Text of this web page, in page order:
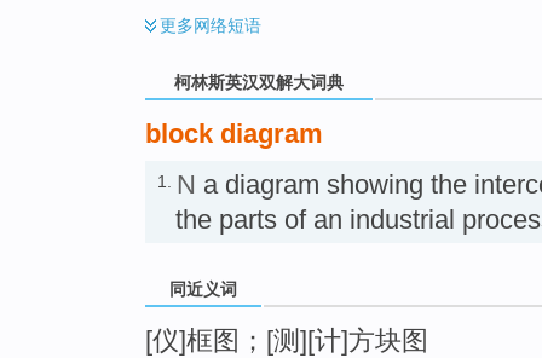
更多网络短语
柯林斯英汉双解大词典
block diagram
1. N a diagram showing the
the parts of an industrial
同近义词
[仪]框图；[测][计]方块图